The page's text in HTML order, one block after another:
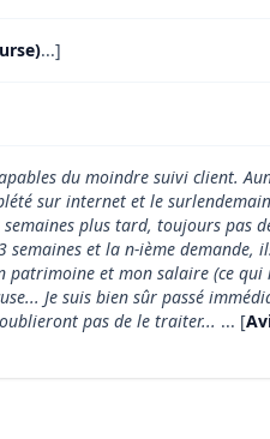
...]
du moindre suivi client.
sur internet et le
plus tard, toujours pas
et la n-ième demande,
et mon salaire (ce
Je suis bien sûr passé
pas de le traiter... ... [